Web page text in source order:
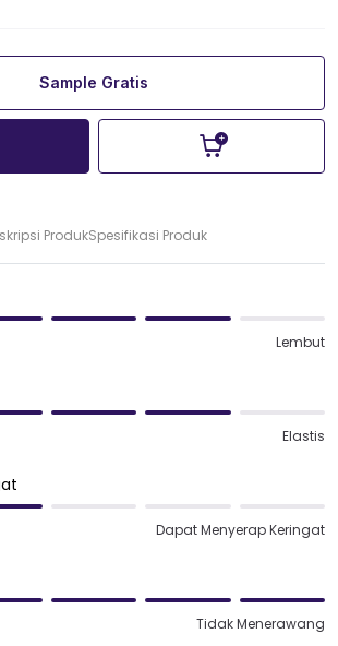
Sample Gratis
ProdukSpesifikasi Produk
Lembut
Elastis
Dapat Menyerap Keringat
Tidak Menerawang